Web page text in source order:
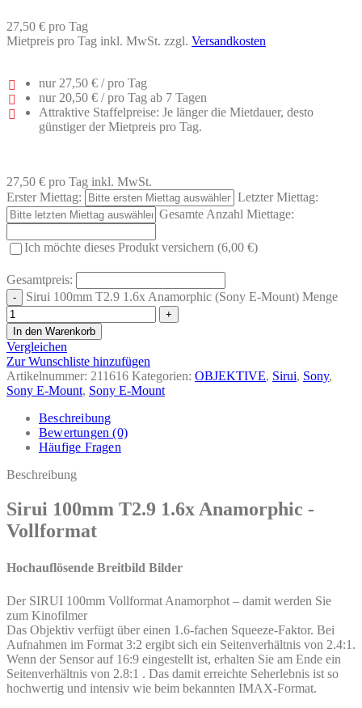
27,50 € pro Tag
Mietpreis pro Tag inkl. MwSt. zzgl. Versandkosten
nur 27,50 € / pro Tag
nur 20,50 € / pro Tag ab 7 Tagen
Attraktive Staffelpreise: Je länger die Mietdauer, desto
günstiger der Mietpreis pro Tag.
27,50 € pro Tag inkl. MwSt.
Erster Miettag:
Letzter Miettag:
Gesamte Anzahl Miettage:
Ich möchte dieses Produkt versichern (6,00 €)
Gesamtpreis:
Sirui 100mm T2.9 1.6x Anamorphic (Sony E-Mount) Menge
In den Warenkorb
Vergleichen
Zur Wunschliste hinzufügen
Artikelnummer: 211616 Kategorien: OBJEKTIVE, Sirui, Sony,
Sony E-Mount, Sony E-Mount
Beschreibung
Bewertungen (0)
Häufige Fragen
Beschreibung
Sirui 100mm T2.9 1.6x Anamorphic -
Vollformat
Hochauflösende Breitbild Bilder
Der SIRUI 100mm Vollformat Anamorphot – damit werden Sie
zum Kinofilmer
Das Objektiv verfügt über einen 1.6-fachen Squeeze-Faktor. Bei
Aufnahmen im Format 3:2 ergibt sich ein Seitenverhältnis von 2.4:1.
Wenn der Sensor auf 16:9 eingestellt ist, erhalten Sie am Ende ein
Seitenverhältnis von 2.8:1 . Das damit erreichte Seherlebnis ist so
hochwertig und intensiv wie beim bekannten IMAX-Format.